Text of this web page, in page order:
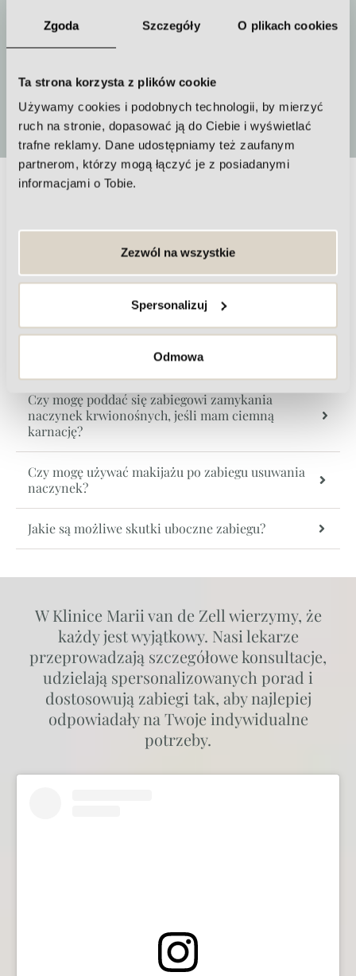
Zgoda Szczegóły O plikach cookies
Ta strona korzysta z plików cookie
Używamy cookies i podobnych technologii, by mierzyć
ruch na stronie, dopasować ją do Ciebie i wyświetlać
trafne reklamy. Dane udostępniamy też zaufanym
partnerom, którzy mogą łączyć je z posiadanymi
informacjami o Tobie.
Zezwól na wszystkie
Spersonalizuj
Odmowa
Należy wykonać serię zabiegów
Więcej
laserowego zamykania naczynek
Czy zabieg zamykania naczynek
powierzchniowych jest bezpieczny?
Czy mogę poddać się zabiegowi zamykania
naczynek krwionośnych, jeśli mam ciemną
karnację?
Czy mogę używać makijażu po zabiegu usuwania
naczynek?
Jakie są możliwe skutki uboczne zabiegu?
W Klinice Marii van de Zell wierzymy, że
każdy jest wyjątkowy. Nasi lekarze
przeprowadzają szczegółowe konsultacje,
udzielają spersonalizowanych porad i
dostosowują zabiegi tak, aby najlepiej
odpowiadały na Twoje indywidualne
potrzeby.